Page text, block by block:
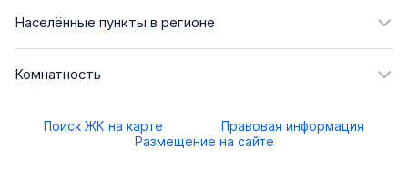
Населённые пункты в регионе
Комнатность
Поиск ЖК на карте
Правовая информация
Размещение на сайте